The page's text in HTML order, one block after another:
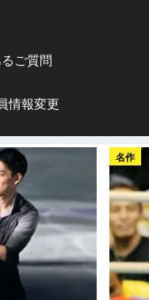
ご質問
情報変更
名作